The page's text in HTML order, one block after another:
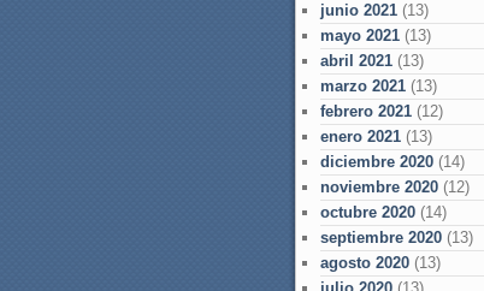
junio 2021 (13)
mayo 2021 (13)
abril 2021 (13)
marzo 2021 (13)
febrero 2021 (12)
enero 2021 (13)
diciembre 2020 (14)
noviembre 2020 (12)
octubre 2020 (14)
septiembre 2020 (13)
agosto 2020 (13)